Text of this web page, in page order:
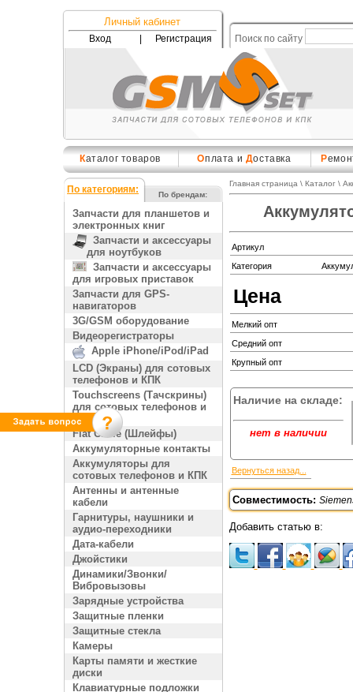
Личный кабинет
Вход Регистрация Поиск по сайту
Каталог товаров Оплата и Доставка Р
По категориям: По брендам:
Запчасти для планшетов и
электронных книг
Запчасти и аксессуары
для ноутбуков
Запчасти и аксессуары
для игровых приставок
Запчасти для GPS-
навигаторов
3G/GSM оборудование
Видеорегистраторы
Apple iPhone/iPod/iPad
LCD (Экраны) для сотовых
телефонов и КПК
Touchscreens (Тачскрины)
для сотовых телефонов и
КПК
Flat Cable (Шлейфы)
Аккумуляторные контакты
Аккумуляторы для
сотовых телефонов и КПК
Антенны и антенные
кабели
Гарнитуры, наушники и
аудио-переходники
Дата-кабели
Джойстики
Динамики/Звонки/
Вибровызовы
Зарядные устройства
Защитные пленки
Защитные стекла
Камеры
Карты памяти и жесткие
диски
Клавиатурные подложки
Главная страница \ Каталог\
Артикул
Категория
Цена
Мелкий опт
Средний опт
Крупный опт
Наличие на складе:
нет в наличии
Вернуться назад...
Совместимость:
Добавить статью в: